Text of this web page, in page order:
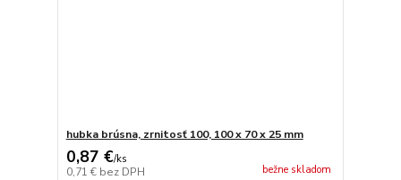
hubka brúsna, zrnitosť 100, 100 x 70 x 25 mm
0,87 €/ks
0,71 € bez DPH bežne skladom